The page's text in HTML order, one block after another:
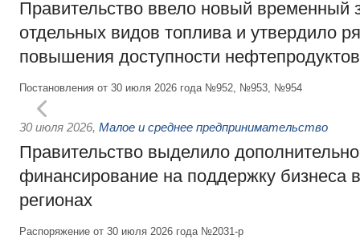
Правительство ввело новый временный
отдельных видов топлива и утвердило
повышения доступности нефтепродуктов
Постановления от 30 июля 2026 года №952, №953, №954
30 июля 2026, Малое и среднее предпринимательство
Правительство выделило
финансирование на поддержку бизнеса
регионах
Распоряжение от 30 июля 2026 года №2031-р